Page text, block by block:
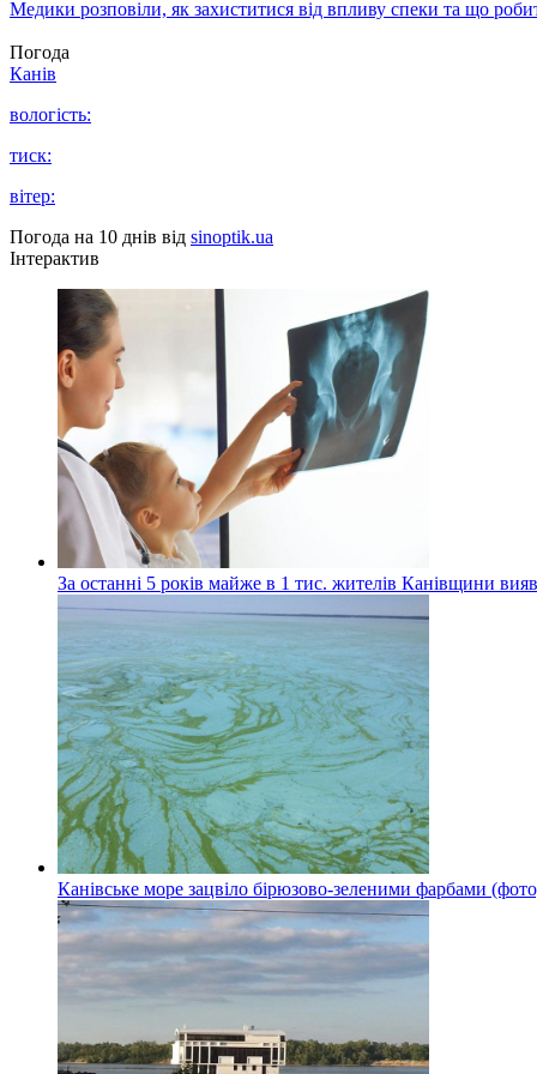
Медики розповіли, як захиститися від впливу спеки та що
Погода
Канів
вологість:
тиск:
вітер:
Погода на 10 днів від sinoptik.ua
Інтерактив
За останні 5 років майже в 1 тис. жителів Канівщини
Канівське море зацвіло бірюзово-зеленими фарбами